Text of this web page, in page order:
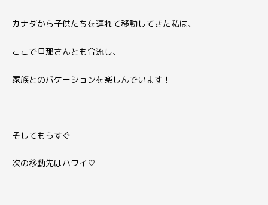
カナダから子供たちを連れて移動してきた私は、
ここで旦那さんとも合流し、
家族とのバケーションを楽しんでいます！
そしてもうすぐ
次の移動先はハワイ ♡